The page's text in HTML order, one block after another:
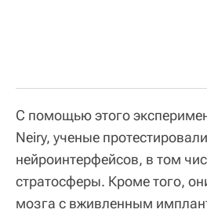
С помощью этого
Neiry, ученые
нейроинтерфейсов, в том
стратосферы. Кроме того,
мозга с вживленным